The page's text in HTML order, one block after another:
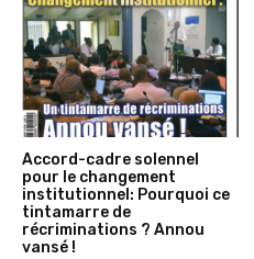
Accord-cadre solennel
pour le changement
institutionnel: Pourquoi ce
tintamarre de
récriminations ? Annou
vansé !